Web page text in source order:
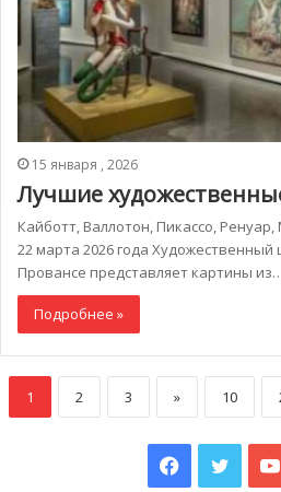
15 января , 2026
Лучшие
Кайботт, Валлотон, Пикассо,
22 марта 2026 года Художественный
Провансе представляет картины
Подробнее »
1 2 3 » 10
Facebook